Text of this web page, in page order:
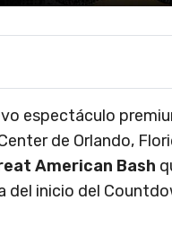
espectáculo
de Orlando,
American Bash
del inicio del